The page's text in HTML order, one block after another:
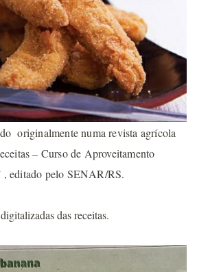
originalmente numa revista agrícola
– Curso de Aproveitamento
editado pelo SENAR/RS.
das receitas.